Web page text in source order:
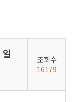
조회수
16179